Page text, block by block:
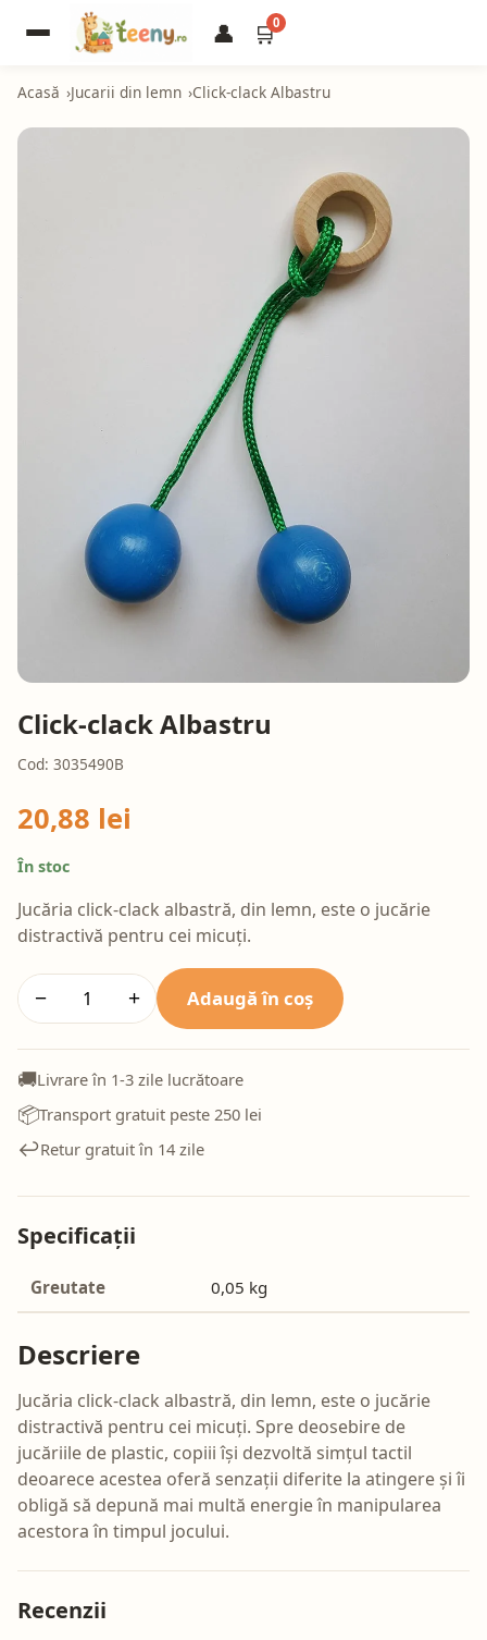
👤 🛒0
Acasă Jucarii din lemn Click-clack Albastru
Click-clack Albastru
Cod: 3035490B
20,88 lei
În stoc
Jucăria click-clack albastră, din lemn, este o jucărie
distractivă pentru cei micuți.
− + Adaugă în coș
🚚Livrare în 1-3 zile lucrătoare
📦Transport gratuit peste 250 lei
↩️Retur gratuit în 14 zile
Specificații
Greutate 0,05 kg
Descriere
Jucăria click-clack albastră, din lemn, este o jucărie
distractivă pentru cei micuți. Spre deosebire de
jucăriile de plastic, copiii își dezvoltă simțul tactil
deoarece acestea oferă senzații diferite la atingere și îi
obligă să depună mai multă energie în manipularea
acestora în timpul jocului.
Recenzii